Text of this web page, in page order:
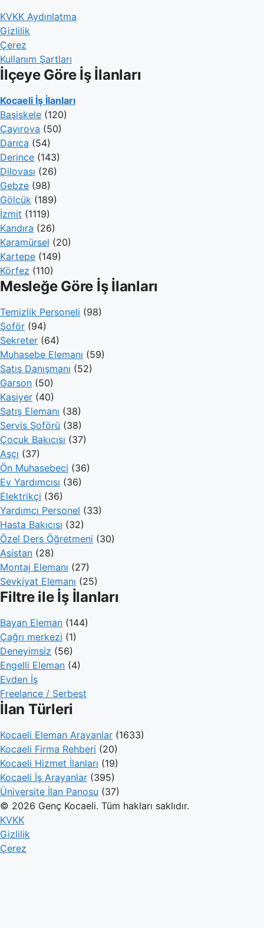
KVKK Aydınlatma
Gizlilik
Çerez
Kullanım Şartları
İlçeye Göre İş İlanları
Kocaeli İş İlanları
Başiskele (120)
Çayırova (50)
Darıca (54)
Derince (143)
Dilovası (26)
Gebze (98)
Gölcük (189)
İzmit (1119)
Kandıra (26)
Karamürsel (20)
Kartepe (149)
Körfez (110)
Mesleğe Göre İş İlanları
Temizlik Personeli (98)
Şoför (94)
Sekreter (64)
Muhasebe Elemanı (59)
Satış Danışmanı (52)
Garson (50)
Kasiyer (40)
Satış Elemanı (38)
Servis Şoförü (38)
Çocuk Bakıcısı (37)
Aşçı (37)
Ön Muhasebeci (36)
Ev Yardımcısı (36)
Elektrikçi (36)
Yardımcı Personel (33)
Hasta Bakıcısı (32)
Özel Ders Öğretmeni (30)
Asistan (28)
Montaj Elemanı (27)
Sevkiyat Elemanı (25)
Filtre ile İş İlanları
Bayan Eleman (144)
Çağrı merkezi (1)
Deneyimsiz (56)
Engelli Eleman (4)
Evden İş
Freelance / Serbest
İlan Türleri
Kocaeli Eleman Arayanlar (1633)
Kocaeli Firma Rehberi (20)
Kocaeli Hizmet İlanları (19)
Kocaeli İş Arayanlar (395)
Üniversite İlan Panosu (37)
© 2026 Genç Kocaeli. Tüm hakları saklıdır.
KVKK
Gizlilik
Çerez